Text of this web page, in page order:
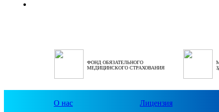
ФОНД ОБЯЗАТЕЛЬНОГО
МЕДИЦИНСКОГО СТРАХОВАНИЯ
О нас Лицензия